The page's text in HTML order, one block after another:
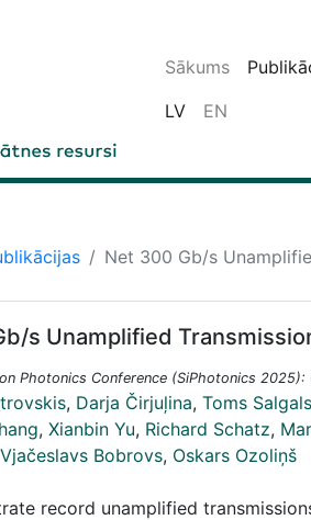
Sākums
LV
EN
Net 300 Gb/s
s Unamplified
Photonics Conference (SiPhotonics 2025):
, Darja Čirjuļina, Toms Salgals
, Xianbin Yu, Richard Schatz,
Vjačeslavs Bobrovs, Oskars Ozoliņš
record unamplified